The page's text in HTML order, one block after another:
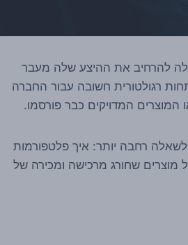
לה להרחיב את ההיצע שלה מעבר
רגולטורית חשובה עבור החברה
המדויקים כבר פורסמו.
לשאלה רחבה יותר: איך פלטפורמות
מוצרים שחורג מרכישה ומכירה של